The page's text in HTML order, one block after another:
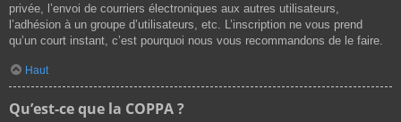
privée, l’envoi de courriers électroniques aux autres utilisateurs,
l’adhésion à un groupe d’utilisateurs, etc. L’inscription ne vous prend
qu’un court instant, c’est pourquoi nous vous recommandons de le faire.
Haut
Qu’est-ce que la COPPA ?